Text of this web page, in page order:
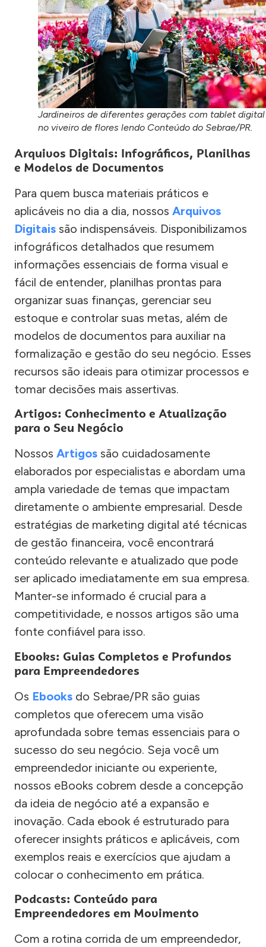
Jardineiros de diferentes gerações com tablet digital
no viveiro de flores lendo Conteúdo do Sebrae/PR.
Arquivos Digitais: Infográficos, Planilhas
e Modelos de Documentos
Para quem busca materiais práticos e
aplicáveis no dia a dia, nossos Arquivos
Digitais são indispensáveis. Disponibilizamos
infográficos detalhados que resumem
informações essenciais de forma visual e
fácil de entender, planilhas prontas para
organizar suas finanças, gerenciar seu
estoque e controlar suas metas, além de
modelos de documentos para auxiliar na
formalização e gestão do seu negócio. Esses
recursos são ideais para otimizar processos e
tomar decisões mais assertivas.
Artigos: Conhecimento e Atualização
para o Seu Negócio
Nossos Artigos são cuidadosamente
elaborados por especialistas e abordam uma
ampla variedade de temas que impactam
diretamente o ambiente empresarial. Desde
estratégias de marketing digital até técnicas
de gestão financeira, você encontrará
conteúdo relevante e atualizado que pode
ser aplicado imediatamente em sua empresa.
Manter-se informado é crucial para a
competitividade, e nossos artigos são uma
fonte confiável para isso.
Ebooks: Guias Completos e Profundos
para Empreendedores
Os Ebooks do Sebrae/PR são guias
completos que oferecem uma visão
aprofundada sobre temas essenciais para o
sucesso do seu negócio. Seja você um
empreendedor iniciante ou experiente,
nossos eBooks cobrem desde a concepção
da ideia de negócio até a expansão e
inovação. Cada ebook é estruturado para
oferecer insights práticos e aplicáveis, com
exemplos reais e exercícios que ajudam a
colocar o conhecimento em prática.
Podcasts: Conteúdo para
Empreendedores em Movimento
Com a rotina corrida de um empreendedor,